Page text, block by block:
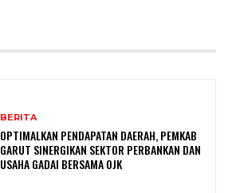
BERITA
OPTIMALKAN PENDAPATAN DAERAH, PEMKAB
GARUT SINERGIKAN SEKTOR PERBANKAN DAN
USAHA GADAI BERSAMA OJK